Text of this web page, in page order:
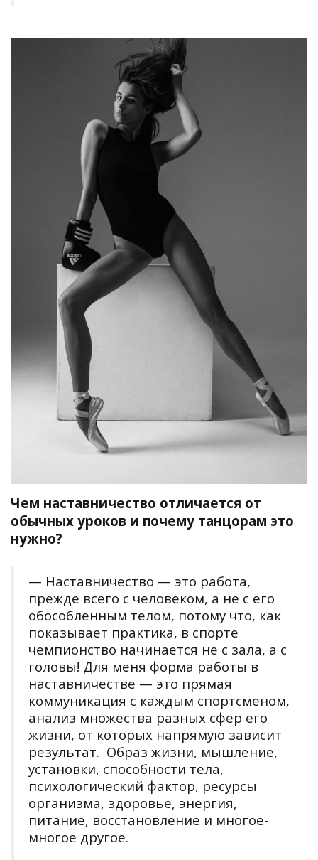
Чем наставничество отличается от
обычных уроков и почему танцорам это
нужно?
— Наставничество — это работа,
прежде всего с человеком, а не с его
обособленным телом, потому что, как
показывает практика, в спорте
чемпионство начинается не с зала, а с
головы! Для меня форма работы в
наставничестве — это прямая
коммуникация с каждым спортсменом,
анализ множества разных сфер его
жизни, от которых напрямую зависит
результат. Образ жизни, мышление,
установки, способности тела,
психологический фактор, ресурсы
организма, здоровье, энергия,
питание, восстановление и многое-
многое другое.